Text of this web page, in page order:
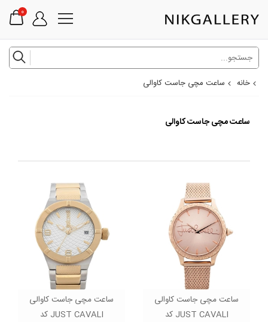
0
خانه ساعت مچی جاست کاوالی
ساعت مچی جاست کاوالی
ساعت مچی جاست کاوالی
JUST CAVALI کد
ساعت مچی جاست کاوالی
JUST CAVALI کد